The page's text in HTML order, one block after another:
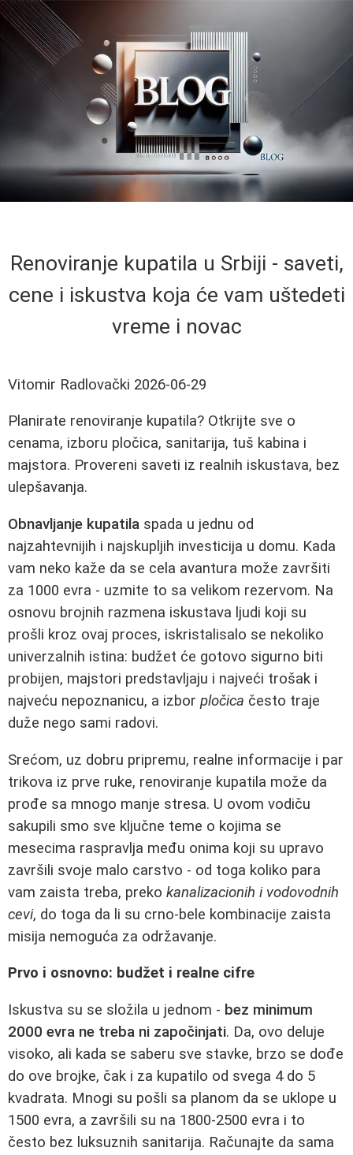
Renoviranje kupatila u Srbiji - saveti,
cene i iskustva koja će vam uštedeti
vreme i novac
Vitomir Radlovački 2026-06-29
Planirate renoviranje kupatila? Otkrijte sve o
cenama, izboru pločica, sanitarija, tuš kabina i
majstora. Provereni saveti iz realnih iskustava, bez
ulepšavanja.
Obnavljanje kupatila spada u jednu od
najzahtevnijih i najskupljih investicija u domu. Kada
vam neko kaže da se cela avantura može završiti
za 1000 evra - uzmite to sa velikom rezervom. Na
osnovu brojnih razmena iskustava ljudi koji su
prošli kroz ovaj proces, iskristalisalo se nekoliko
univerzalnih istina: budžet će gotovo sigurno biti
probijen, majstori predstavljaju i najveći trošak i
najveću nepoznanicu, a izbor pločica često traje
duže nego sami radovi.
Srećom, uz dobru pripremu, realne informacije i par
trikova iz prve ruke, renoviranje kupatila može da
prođe sa mnogo manje stresa. U ovom vodiču
sakupili smo sve ključne teme o kojima se
mesecima raspravlja među onima koji su upravo
završili svoje malo carstvo - od toga koliko para
vam zaista treba, preko kanalizacionih i vodovodnih
cevi, do toga da li su crno-bele kombinacije zaista
misija nemoguća za održavanje.
Prvo i osnovno: budžet i realne cifre
Iskustva su se složila u jednom - bez minimum
2000 evra ne treba ni započinjati. Da, ovo deluje
visoko, ali kada se saberu sve stavke, brzo se dođe
do ove brojke, čak i za kupatilo od svega 4 do 5
kvadrata. Mnogi su pošli sa planom da se uklope u
1500 evra, a završili su na 1800-2500 evra i to
često bez luksuznih sanitarija. Računajte da sama